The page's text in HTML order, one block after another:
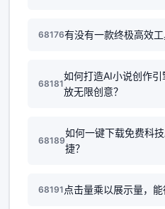
68176有没有一款终极高效
68181
如何打造AI小说创作
放无限创意？
68189
如何一键下载免费科
捷？
68191 点击量乘以展示量，能